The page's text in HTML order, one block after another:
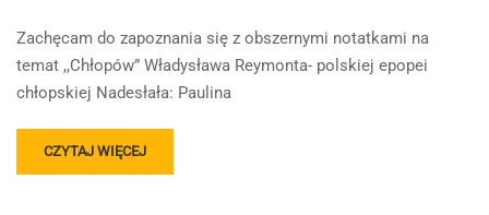
Zachęcam do zapoznania się z obszernymi notatkami na
temat ,,Chłopów” Władysława Reymonta- polskiej epopei
chłopskiej Nadesłała: Paulina
READ
MORE
CZYTAJ WIĘCEJ